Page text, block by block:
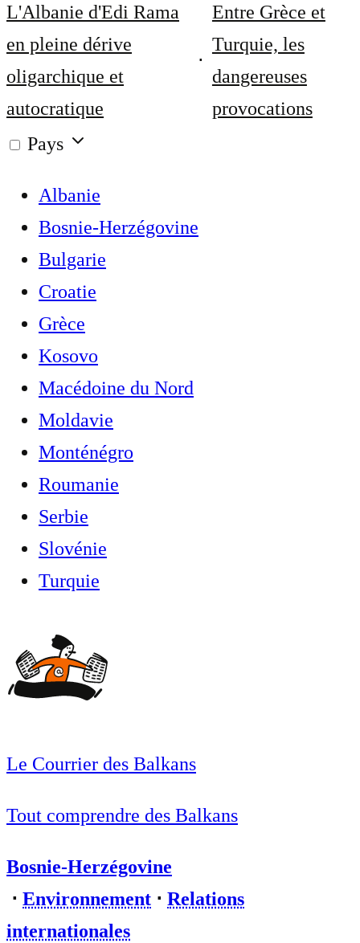
L'Albanie d'Edi Rama
en pleine dérive
oligarchique et
autocratique
Entre Grèce et
Turquie, les
dangereuses
provocations
Pays
Albanie
Bosnie-Herzégovine
Bulgarie
Croatie
Grèce
Kosovo
Macédoine du Nord
Moldavie
Monténégro
Roumanie
Serbie
Slovénie
Turquie
Le Courrier des Balkans
Tout comprendre des Balkans
Bosnie-Herzégovine
⋅ Environnement ⋅ Relations
internationales